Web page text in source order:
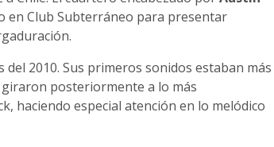
en Club Subterráneo para presentar
2010. Sus primeros sonidos estaban más
posteriormente a lo más
haciendo especial atención en lo melódico